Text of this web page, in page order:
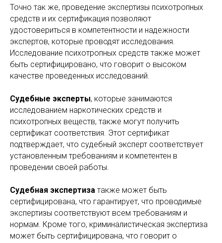
Точно так же, проведение экспертизы психотропных
средств и их сертификация позволяют
удостовериться в компетентности и надежности
экспертов, которые проводят исследования.
Исследование психотропных средств также может
быть сертифицировано, что говорит о высоком
качестве проведенных исследований.
Судебные эксперты, которые занимаются
исследованием наркотических средств и
психотропных веществ, также могут получить
сертификат соответствия. Этот сертификат
подтверждает, что судебный эксперт соответствует
установленным требованиям и компетентен в
проведении своей работы.
Судебная экспертиза также может быть
сертифицирована, что гарантирует, что проводимые
экспертизы соответствуют всем требованиям и
нормам. Кроме того, криминалистическая экспертиза
может быть сертифицирована, что говорит о